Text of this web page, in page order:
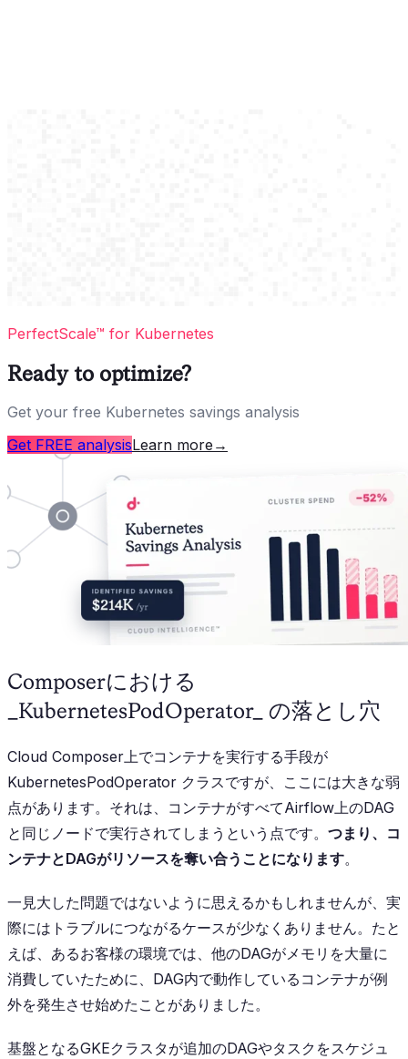
PerfectScale™ for Kubernetes
Ready to optimize?
Get your free Kubernetes savings analysis
Get FREE analysisLearn more →
Composerにおける
_KubernetesPodOperator_ の落とし穴
Cloud Composer上でコンテナを実行する手段が
KubernetesPodOperator クラスですが、ここには大きな弱
点があります。それは、コンテナがすべてAirflow上のDAG
と同じノードで実行されてしまうという点です。 つまり、コ
ンテナとDAGがリソースを奪い合うことになります。
一見大した問題ではないように思えるかもしれませんが、実
際にはトラブルにつながるケースが少なくありません。たと
えば、あるお客様の環境では、他のDAGがメモリを大量に
消費していたために、DAG内で動作しているコンテナが例
外を発生させ始めたことがありました。
基盤となるGKEクラスタが追加のDAGやタスクをスケジュ